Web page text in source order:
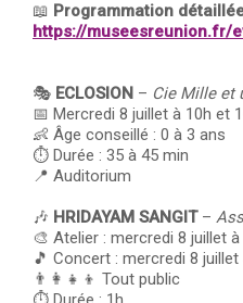
📖 Programmation
https://museesreunion.fr/
🎭 ECLOSION – Cie Mille et
📅 Mercredi 8 juillet à 10h et
👶 Âge conseillé : 0 à 3 ans
⏱️ Durée : 35 à 45 min
📍 Auditorium
🎶 HRIDAYAM SANGIT–
🎨 Atelier : mercredi 8 juillet
🎵 Concert : mercredi 8 juillet
👨‍👩‍👧‍👦 Tout public